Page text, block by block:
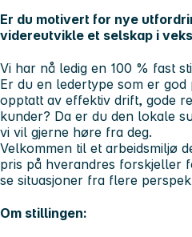
Er du motivert for nye
videreutvikle et selskap i
Vi har nå ledig en 100 % fast
Er du en ledertype som er god
opptatt av effektiv drift, gode
kunder? Da er du den lokale
vi vil gjerne høre fra deg.
Velkommen til et arbeidsmiljø
pris på hverandres forskjeller
se situasjoner fra flere
Om stillingen: